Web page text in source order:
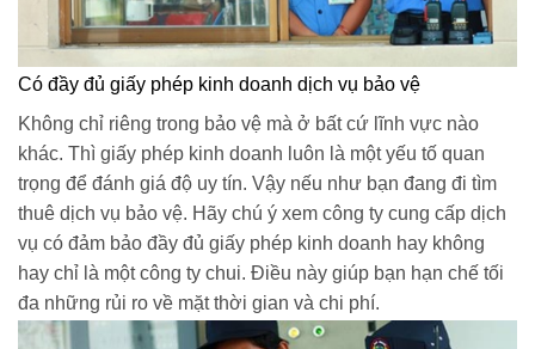
Có đầy đủ giấy phép kinh doanh dịch vụ bảo vệ
Không chỉ riêng trong bảo vệ mà ở bất cứ lĩnh vực nào
khác. Thì giấy phép kinh doanh luôn là một yếu tố quan
trọng để đánh giá độ uy tín. Vậy nếu như bạn đang đi tìm
thuê dịch vụ bảo vệ. Hãy chú ý xem công ty cung cấp dịch
vụ có đảm bảo đầy đủ giấy phép kinh doanh hay không
hay chỉ là một công ty chui. Điều này giúp bạn hạn chế tối
đa những rủi ro về mặt thời gian và chi phí.